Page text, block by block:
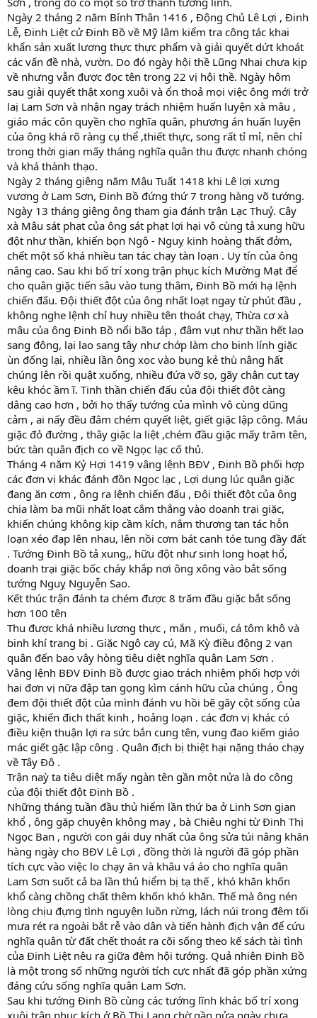
Ngày 2 tháng 2 năm Bính Thân 1416 , Động Chủ Lê Lợi , Đinh
Lễ, Đinh Liệt cử Đinh Bồ về Mỹ lâm kiểm tra công tác khai
khẩn sản xuất lương thực thực phẩm và giải quyết dứt khoát
các vấn đề nhà, vườn. Do đó ngày hội thề Lũng Nhai chưa kịp
về nhưng vẫn được đọc tên trong 22 vị hội thề. Ngày hôm
sau giải quyết thật xong xuôi và ổn thoả mọi việc ông mới trở
laị Lam Sơn và nhận ngay trách nhiệm huấn luyện xà mâu ,
giáo mác côn quyền cho nghĩa quân, phương án huấn luyện
của ông khá rõ ràng cụ thể ,thiết thực, song rất tỉ mỉ, nên chỉ
trong thời gian mấy tháng nghĩa quân thu được nhanh chóng
và khá thành thạo.
Ngày 2 tháng giêng năm Mậu Tuất 1418 khi Lê lợi xưng
vương ở Lam Sơn, Đinh Bồ đứng thứ 7 trong hàng võ tướng.
Ngày 13 tháng giêng ông tham gia đánh trận Lạc Thuỷ. Cây
xà Mâu sát phạt của ông sát phạt lợi hại vô cùng tả xung hữu
đột như thần, khiến bọn Ngô - Nguỵ kinh hoàng thất đởm,
chết một số khá nhiều tan tác chạy tàn loạn . Uy tín của ông
nâng cao. Sau khi bố trí xong trận phục kích Mường Mạt để
cho quân giặc tiến sâu vào tung thâm, Đinh Bồ mới hạ lệnh
chiến đấu. Đội thiết đột của ông nhất loạt ngay từ phút đầu ,
không nghe lệnh chỉ huy nhiều tên thoát chạy, Thừa cơ xà
mâu của ông Đinh Bồ nổi bão táp , đâm vụt như thần hết lao
sang đông, lại lao sang tây như chớp làm cho binh lính giặc
ùn đống lại, nhiều lần ông xọc vào bụng kẻ thù nâng hất
chúng lên rồi quật xuống, nhiều đứa vỡ sọ, gãy chân cụt tay
kêu khóc ầm ĩ. Tinh thần chiến đấu của đội thiết đột càng
dâng cao hơn , bởi họ thấy tướng của mình vô cùng dũng
cảm , ai nấy đều đâm chém quyết liệt, giết giặc lập công. Máu
giặc đỏ đường , thây giặc la liệt ,chém đầu giặc mấy trăm tên,
bức tàn quân địch co về Ngọc lạc cố thủ.
Tháng 4 năm Kỷ Hợi 1419 vâng lệnh BĐV , Đinh Bồ phối hợp
các đơn vị khác đánh đồn Ngọc lạc , Lợi dụng lúc quân giặc
đang ăn cơm , ông ra lệnh chiến đấu , Đội thiết đột của ông
chia làm ba mũi nhất loạt cắm thẳng vào doanh trại giặc,
khiến chúng không kịp cầm kích, nắm thương tan tác hỗn
loạn xéo đạp lên nhau, lên nồi cơm bát canh tóe tung đầy đất
. Tướng Đinh Bồ tả xung,, hữu đột như sinh long hoạt hổ,
doanh trại giặc bốc cháy khắp nơi ông xông vào bắt sống
tướng Nguỵ Nguyễn Sao.
Kết thúc trận đánh ta chém được 8 trăm đầu giặc bắt sống
hơn 100 tên
Thu được khá nhiều lương thực , mắn , muối, cá tôm khô và
binh khí trang bị . Giặc Ngô cay cú, Mã Kỳ điều động 2 vạn
quân đến bao vây hòng tiêu diệt nghĩa quân Lam Sơn .
Vâng lệnh BĐV Đinh Bồ được giao trách nhiệm phối hợp với
hai đơn vị nữa đập tan gọng kìm cánh hữu của chúng , Ông
đem đội thiết đột của mình đánh vu hồi bẽ gãy cột sống của
giặc, khiến đich thất kinh , hoảng loạn . các đơn vị khác có
điều kiện thuận lợi ra sức bắn cung tên, vung đao kiếm giáo
mác giết gặc lập công . Quân địch bị thiệt hại nặng tháo chạy
về Tây Đô .
Trận naỳ ta tiêu diệt mấy ngàn tên gần một nửa là do công
của đội thiết đột Đinh Bồ .
Những tháng tuần đầu thủ hiểm lần thứ ba ở Linh Sơn gian
khổ , ông gặp chuyện không may , bà Chiêu nghi từ Đinh Thị
Ngọc Ban , người con gái duy nhất của ông sửa túi nâng khăn
hàng ngày cho BĐV Lê Lợi , đồng thời là người đã góp phần
tích cực vào việc lo chạy ăn và khâu vá áo cho nghĩa quân
Lam Sơn suốt cả ba lần thủ hiểm bị tạ thế , khó khăn khốn
khổ càng chồng chất thêm khốn khó khăn. Thế mà ông nén
lòng chịu đựng tình nguyện luồn rừng, lách núi trong đêm tối
mưa rét ra ngoài bắt rễ vào dân và tiến hành địch vận để cứu
nghĩa quân từ đất chết thoát ra cõi sống theo kế sách tài tình
của Đinh Liệt nêu ra giữa đêm hội tướng. Quả nhiên Đinh Bồ
là một trong số những người tích cực nhất đã góp phần xứng
đáng cứu sống nghĩa quân Lam Sơn.
Sau khi tướng Đinh Bồ cùng các tướng lĩnh khác bố trí xong
xuôi trận phục kích ở Bồ Thị Lang chờ gần nửa ngày chưa